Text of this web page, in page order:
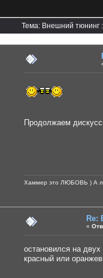
Тема: Внешний тюнинг
Продолжаем
Хаммер это ЛЮБОВЬ ) А
Re:
«
остановился на двух
красный или